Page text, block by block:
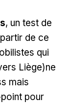
, un test de
de ce
qui
Liège)ne
mais
pour